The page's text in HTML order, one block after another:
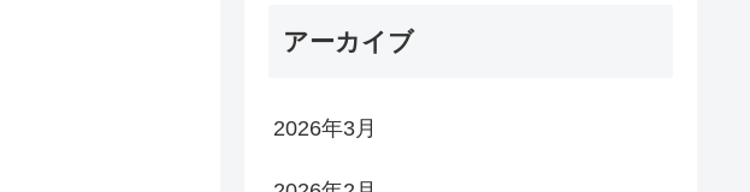
アーカイブ
2026年3月